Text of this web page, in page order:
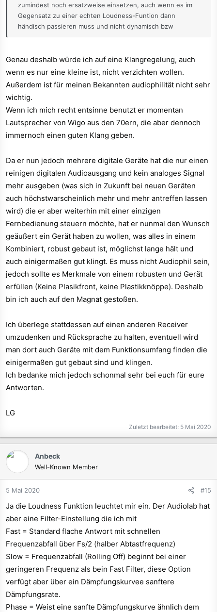
zumindest noch ersatzweise einsetzen, auch wenn es im
Gegensatz zu einer echten Loudness-Funtion dann
händisch passieren muss und nicht dynamisch bzw
überzeichneten Höhen auch manchmal beim "Entzischeln"
helfen. Allerdings sollte sich die Klangregelung dann aber
nehmen lassen. Denn bereits ab mittleren Pegeln macht
sie, zumindest unter dem Gesichtspunkt eines objektiven
unverfälschten Audiosignales (was ja der Sinn von Hifi ist)
keinen all zu großen Sinn mehr. Verfälschungen durch den
Hörraum können damit nicht frequenzkorrekt behoben
Genau deshalb würde ich auf eine Klangregelung, auch
wenn es nur eine kleine ist, nicht verzichten wollen.
Außerdem ist für meinen Bekannten audiophilität nicht sehr
wichtig.
Wenn ich mich recht entsinne benutzt er momentan
Lautsprecher von Wigo aus den 70ern, die aber dennoch
immernoch einen guten Klang geben.
Da er nun jedoch mehrere digitale Geräte hat die nur einen
reinigen digitalen Audioausgang und kein analoges Signal
mehr ausgeben (was sich in Zukunft bei neuen Geräten
auch höchstwarscheinlich mehr und mehr antreffen lassen
wird) die er aber weiterhin mit einer einzigen
Fernbedienung steuern möchte, hat er nunmal den Wunsch
geäußert ein Gerät haben zu wollen, was alles in einem
Kombiniert, robust gebaut ist, möglichst lange hält und
auch einigermaßen gut klingt. Es muss nicht Audiophil sein,
jedoch sollte es Merkmale von einem robusten und Gerät
erfüllen (Keine Plasikfront, keine Plastikknöppe). Deshalb
bin ich auch auf den Magnat gestoßen.
Ich überlege stattdessen auf einen anderen Receiver
umzudenken und Rücksprache zu halten, eventuell wird
man dort auch Geräte mit dem Funktionsumfang finden die
einigermaßen gut gebaut sind und klingen.
Ich bedanke mich jedoch schonmal sehr bei euch für eure
Antworten.
LG
Zuletzt bearbeitet: 5 Mai 2020
Anbeck
Well-Known Member
5 Mai 2020 #15
Ja die Loudness Funktion leuchtet mir ein. Der Audiolab hat
aber eine Filter-Einstellung die ich mit
Fast = Standard flache Antwort mit schnellen
Frequenzabfall über Fs/2 (halber Abtastfrequenz)
Slow = Frequenzabfall (Rolling Off) beginnt bei einer
geringeren Frequenz als bein Fast Filter, diese Option
verfügt aber über ein Dämpfungskurvee sanftere
Dämpfungsrate.
Phase = Weist eine sanfte Dämpfungskurve ähnlich dem